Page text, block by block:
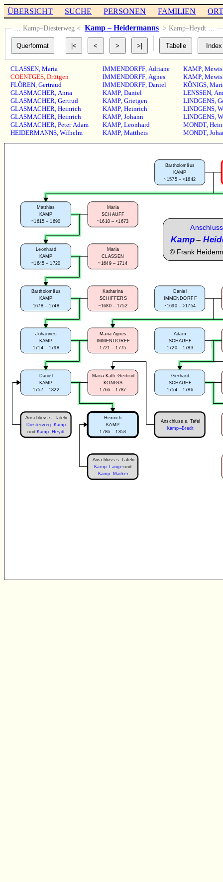
ÜBERSICHT SUCHE PERSONEN FAMILIEN
… Kamp–Diesterweg < Kamp – Heidermanns > Kamp–Heydt …
CLASSEN,Maria
COENTGES,Drütgen
FLÖREN,Gertraud
GLASMACHER,Anna
GLASMACHER,Gertrud
GLASMACHER,Heinrich
GLASMACHER,Heinrich
GLASMACHER,Peter Adam
HEIDERMANNS,Wilhelm
IMMENDORFF, Adriane
IMMENDORFF, Agnes
IMMENDORFF, Daniel
KAMP, Daniel
KAMP, Grietgen
KAMP, Heinrich
KAMP, Johann
KAMP, Leonhard
KAMP, Mattheis
KAMP, Mewis
KAMP, Mewis
KÖNIGS,
LENSSEN,
LINDGENS,
LINDGENS,
LINDGENS,
MONDT,
MONDT,
Heinrich
KAMP
1786 – 1853
Daniel
KAMP
1757 – 1822
Maria Kath. Gertrud
KÖNIGS
1766 – 1787
Johannes
KAMP
1714 – 1798
Maria Agnes
IMMENDORFF
1721 – 1775
Daniel
IMMENDORFF
~1690 – >1754
Adam
SCHAUFF
1720 – 1783
Gerhard
SCHAUFF
1754 – 1786
Bartholomäus
KAMP
1678 – 1748
Katharina
SCHIFFERS
~1680 – 1752
Leonhard
KAMP
~1645 – 1720
Maria
CLASSEN
~1649 – 1714
Matthias
KAMP
~1615 – 1690
Maria
SCHAUFF
~1610 – <1673
Bartholomäus
KAMP
~1575 – <1642
Anschluss s. Tafeln
Diesterweg–Kamp
undKamp–Heydt
Anschluss s. Tafeln
Kamp–Langeund
Kamp–Märker
Anschluss s. Tafel
Kamp–Bredt
Kamp–
© Frank